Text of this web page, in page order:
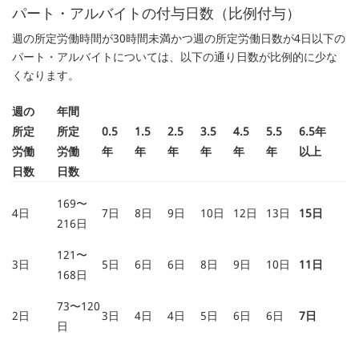
パート・アルバイトの付与日数（比例付与）
週の所定労働時間が30時間未満かつ週の所定労働日数が4日以下の
パート・アルバイトについては、以下の通り日数が比例的に少な
くなります。
週の
所定
労働
日数
年間
所定
労働
日数
0.5
年
1.5
年
2.5
年
3.5
年
4.5
年
5.5
年
6.5年
以上
4日
169〜
216日
7日 8日 9日 10日 12日 13日 15日
3日
121〜
168日
5日 6日 6日 8日 9日 10日 11日
2日
73〜120
日
3日 4日 4日 5日 6日 6日 7日